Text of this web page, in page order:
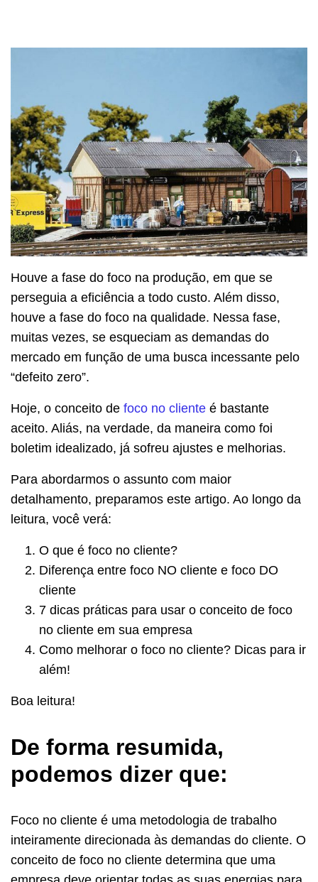
Houve a fase do foco na produção, em que se
perseguia a eficiência a todo custo. Além disso,
houve a fase do foco na qualidade. Nessa fase,
muitas vezes, se esqueciam as demandas do
mercado em função de uma busca incessante pelo
“defeito zero”.
Hoje, o conceito de foco no cliente é bastante
aceito. Aliás, na verdade, da maneira como foi
boletim idealizado, já sofreu ajustes e melhorias.
Para abordarmos o assunto com maior
detalhamento, preparamos este artigo. Ao longo da
leitura, você verá:
O que é foco no cliente?
Diferença entre foco NO cliente e foco DO
cliente
7 dicas práticas para usar o conceito de foco
no cliente em sua empresa
Como melhorar o foco no cliente? Dicas para ir
além!
Boa leitura!
De forma resumida,
podemos dizer que:
Foco no cliente é uma metodologia de trabalho
inteiramente direcionada às demandas do cliente. O
conceito de foco no cliente determina que uma